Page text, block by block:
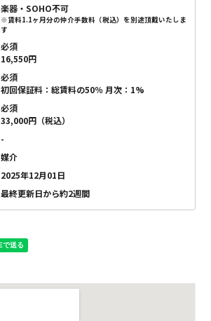
楽器・SOHO不可
※賃料1.1ヶ月分の仲介手数料（税込）を別途頂戴いたしま
す
必須
16,550円
必須
初回保証料：総賃料の50％ 月次：1%
必須
33,000円（税込）
-
媒介
2025年12月01日
最終更新日から約2週間